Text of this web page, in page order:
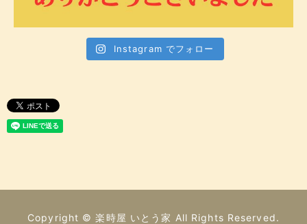
Instagram でフォロー
Copyright © 楽時屋 いとう家 All Rights Reserved.